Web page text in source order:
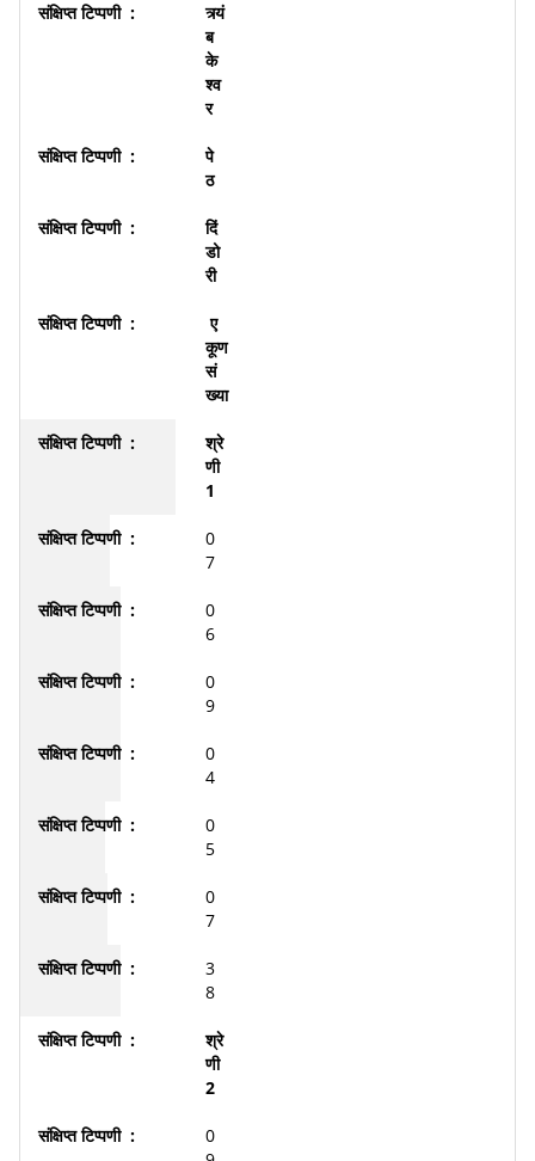
त्र्यं
ब
के
श्व
र
पे
ठ
दिं
डो
री
ए
कूण
सं
ख्या
श्रे
णी
1
0
7
0
6
0
9
0
4
0
5
0
7
3
8
श्रे
णी
2
0